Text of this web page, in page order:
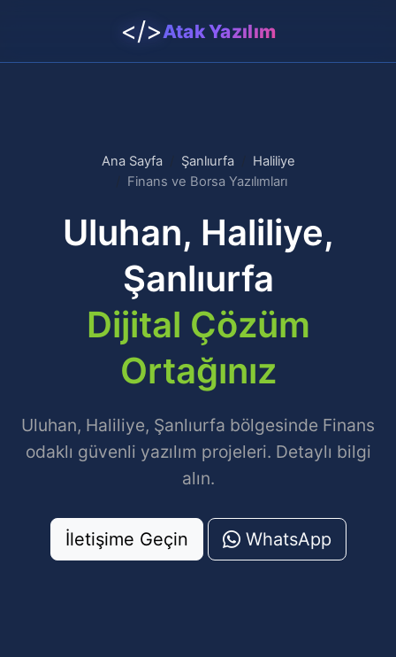
</>Atak Yazılım
Ana Sayfa Şanlıurfa
Haliliye
Finans ve Borsa Yazılımları
Uluhan, Haliliye,
Şanlıurfa
Dijital Çözüm
Ortağınız
Uluhan, Haliliye, Şanlıurfa bölgesinde Finans
odaklı güvenli yazılım projeleri. Detaylı bilgi
alın.
İletişime Geçin WhatsApp